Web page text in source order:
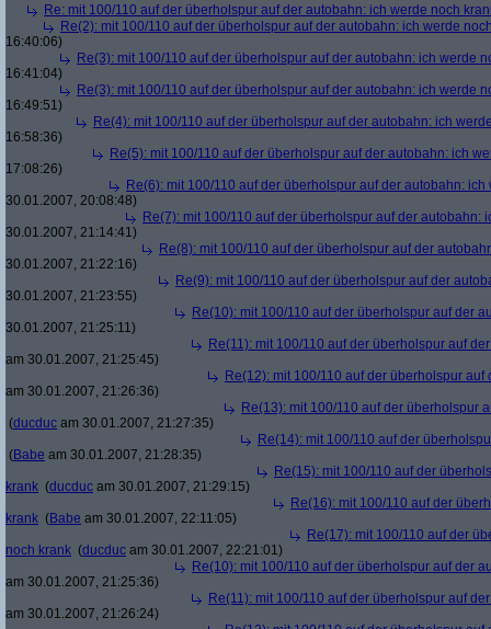
Re: mit 100/110 auf der überholspur auf der autobahn: ich werde noch
Re(2): mit 100/110 auf der überholspur auf der autobahn: ich werde
16:40:06)
Re(3): mit 100/110 auf der überholspur auf der autobahn: ich werde
16:41:04)
Re(3): mit 100/110 auf der überholspur auf der autobahn: ich werde
16:49:51)
Re(4): mit 100/110 auf der überholspur auf der autobahn: ich
16:58:36)
Re(5): mit 100/110 auf der überholspur auf der autobahn: ich
17:08:26)
Re(6): mit 100/110 auf der überholspur auf der autobahn:
30.01.2007, 20:08:48)
Re(7): mit 100/110 auf der überholspur auf der autobahn:
30.01.2007, 21:14:41)
Re(8): mit 100/110 auf der überholspur auf der
30.01.2007, 21:22:16)
Re(9): mit 100/110 auf der überholspur auf der
30.01.2007, 21:23:55)
Re(10): mit 100/110 auf der überholspur auf der
30.01.2007, 21:25:11)
Re(11): mit 100/110 auf der überholspur auf
am 30.01.2007, 21:25:45)
Re(12): mit 100/110 auf der überholspur
am 30.01.2007, 21:26:36)
Re(13): mit 100/110 auf der überholspur
(ducduc am 30.01.2007, 21:27:35)
Re(14): mit 100/110 auf der
(Babe am 30.01.2007, 21:28:35)
Re(15): mit 100/110 auf der
krank (ducduc am 30.01.2007, 21:29:15)
Re(16): mit 100/110 auf der
krank (Babe am 30.01.2007, 22:11:05)
Re(17): mit 100/110 auf der
noch krank (ducduc am 30.01.2007, 22:21:01)
Re(10): mit 100/110 auf der überholspur auf der
am 30.01.2007, 21:25:36)
Re(11): mit 100/110 auf der überholspur auf
am 30.01.2007, 21:26:24)